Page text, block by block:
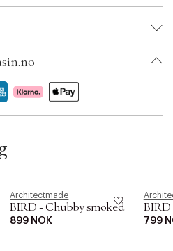
Architectmade
BIRD - Chubby smoked
899 NOK
BIRD
799